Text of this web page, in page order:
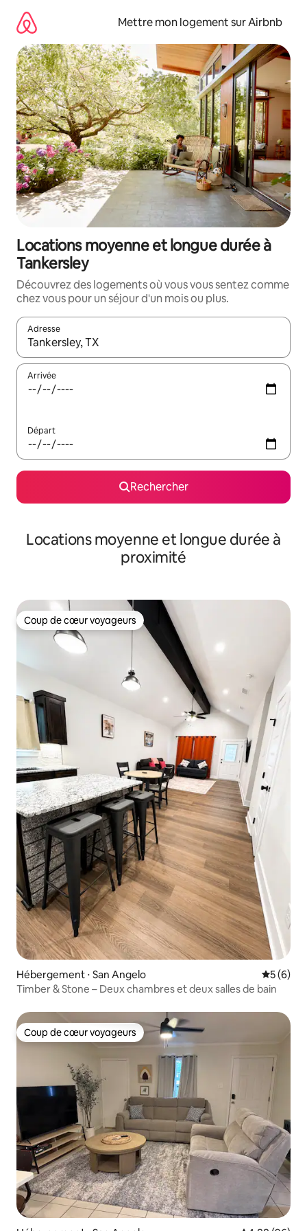
directement
contenu
Mettre mon logement sur Airbnb
Locations moyenne et longue durée à
Tankersley
Découvrez des logements où vous vous sentez comme
chez vous pour un séjour d'un mois ou plus.
Adresse
Lorsque les résultats s'affichent, utilisez les flèches vers le
Arrivée
Départ
Rechercher
Locations moyenne et longue durée à
proximité
Coup de cœur voyageurs
Coup de cœur voyageurs
Hébergement ⋅ San Angelo
5 (6)
Timber & Stone – Deux chambres et deux salles de bain
Coup de cœur voyageurs
Coup de cœur voyageurs